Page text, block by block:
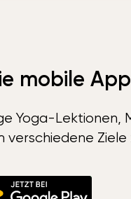
mobile
Yoga-Lektionen,
verschiedene Ziele